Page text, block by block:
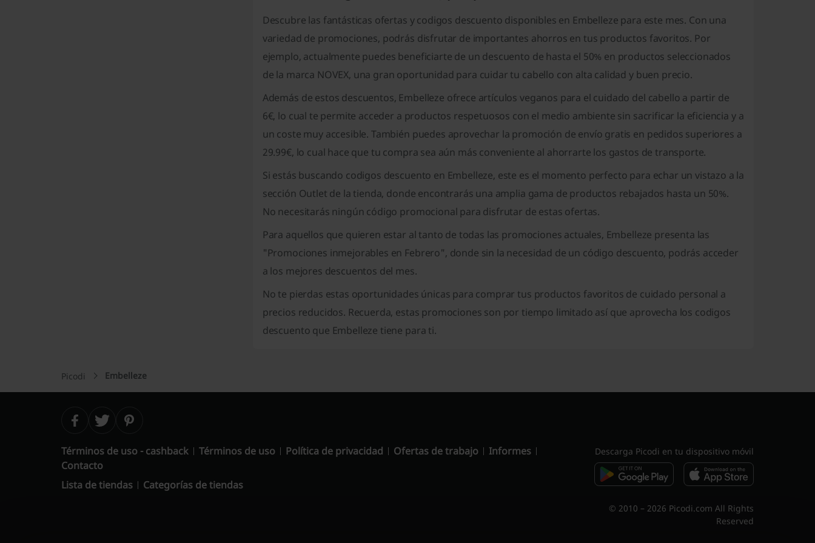
Descubre las fantásticas ofertas y codigos descuento disponibles en Embelleze para este mes. Con una
variedad de promociones, podrás disfrutar de importantes ahorros en tus productos favoritos. Por
ejemplo, actualmente puedes beneficiarte de un descuento de hasta el 50% en productos seleccionados
de la marca NOVEX, una gran oportunidad para cuidar tu cabello con alta calidad y buen precio.
Además de estos descuentos, Embelleze ofrece artículos veganos para el cuidado del cabello a partir de
6€, lo cual te permite acceder a productos respetuosos con el medio ambiente sin sacrificar la eficiencia y a
un coste muy accesible. También puedes aprovechar la promoción de envío gratis en pedidos superiores a
29.99€, lo cual hace que tu compra sea aún más conveniente al ahorrarte los gastos de transporte.
Si estás buscando codigos descuento en Embelleze, este es el momento perfecto para echar un vistazo a la
sección Outlet de la tienda, donde encontrarás una amplia gama de productos rebajados hasta un 50%.
No necesitarás ningún código promocional para disfrutar de estas ofertas.
Para aquellos que quieren estar al tanto de todas las promociones actuales, Embelleze presenta las
"Promociones inmejorables en Febrero", donde sin la necesidad de un código descuento, podrás acceder
a los mejores descuentos del mes.
No te pierdas estas oportunidades únicas para comprar tus productos favoritos de cuidado personal a
precios reducidos. Recuerda, estas promociones son por tiempo limitado así que aprovecha los codigos
descuento que Embelleze tiene para ti.
Picodi Embelleze
Términos de uso - cashback Términos de uso Política de privacidad Ofertas de trabajo
Informes
Contacto
Lista de tiendas
Categorías de tiendas
Descarga Picodi en tu dispositivo móvil
© 2010 – 2026 Picodi.com All Rights
Reserved